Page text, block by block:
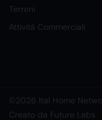
Terreni
Attività Commerciali
©2026 Ital Home
Creato da Future Labs